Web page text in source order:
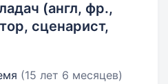
(англ, фр.,
сценарист,
(15 лет 6 месяцев)